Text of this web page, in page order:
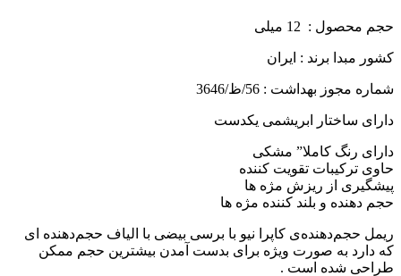
حجم محصول : 12 میلی
کشور مبدا برند : ایران
شماره مجوز بهداشت : 56 /ظ/3646
دارای ساختار ابریشمی یکدست
دارای رنگ کاملا” مشکی
حاوی ترکیبات تقویت کننده
پیشگیری از ریزش مژه ها
حجم دهنده و بلند کننده مژه ها
ریمل حجم‌دهنده‌ی کاپرا نیو با برسی بیضی با الیاف حجم‌دهنده ای
که دارد به صورت ویژه برای بدست آمدن بیشترین حجم ممکن
طراحی شده است .